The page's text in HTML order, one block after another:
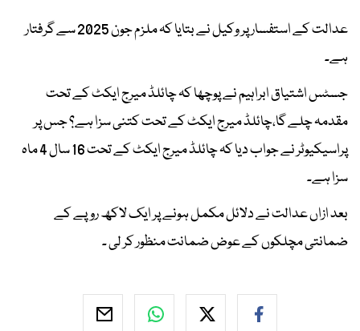
عدالت کے استفسار پر وکیل نے بتایا کہ ملزم جون 2025 سے گرفتار
ہے۔
جسٹس اشتیاق ابراہیم نے پوچھا کہ چائلڈ میرج ایکٹ کے تحت
مقدمہ چلے گا،چائلڈ میرج ایکٹ کے تحت کتنی سزا ہے؟ جس پر
پراسیکیوٹر نے جواب دیا کہ چائلڈ میرج ایکٹ کے تحت 16 سال 4 ماہ
سزا ہے۔
بعد ازاں عدالت نے دلائل مکمل ہونے پر ایک لاکھ روپے کے
ضمانتی مچلکوں کے عوض ضمانت منظور کر لی ۔